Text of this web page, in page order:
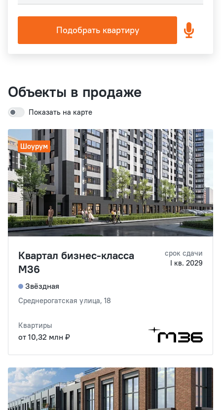
Подобрать квартиру
Объекты в продаже
Показать на карте
Шоурум
Квартал бизнес-класса
М36
Звёздная
Среднерогатская улица, 18
срок сдачи
I кв. 2029
Квартиры
от 10,32 млн ₽